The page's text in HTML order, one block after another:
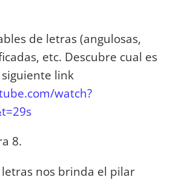
de letras (angulosas,
etc. Descubre cual es
link
watch?
8.
nos brinda el pilar